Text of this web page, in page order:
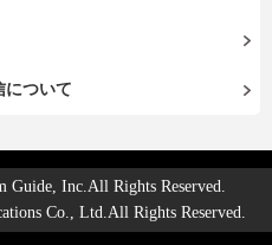
について
Guide, Inc.All Rights Reserved.
Co., Ltd.All Rights Reserved.